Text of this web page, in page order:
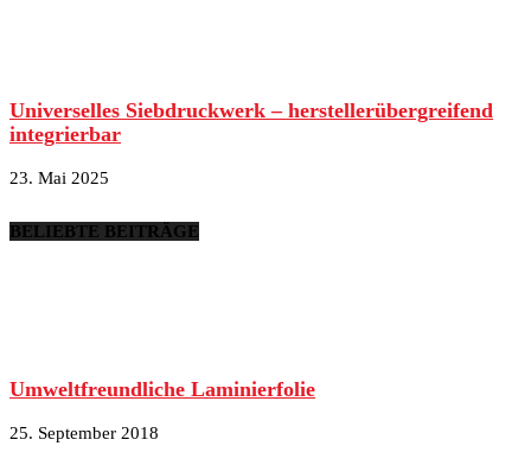
Universelles Siebdruckwerk – herstellerübergreifend
integrierbar
23. Mai 2025
BELIEBTE BEITRÄGE
Umweltfreundliche Laminierfolie
25. September 2018